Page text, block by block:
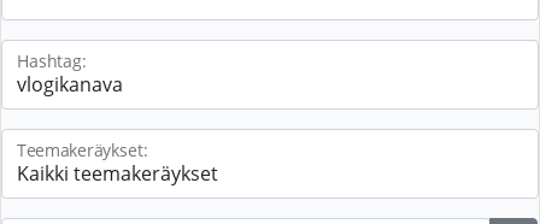
Hashtag:
Teemakeräykset: